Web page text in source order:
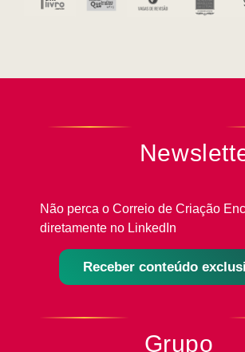
Não perca o Correio de Criação
diretamente no LinkedIn
Receber conteúdo
Grupo